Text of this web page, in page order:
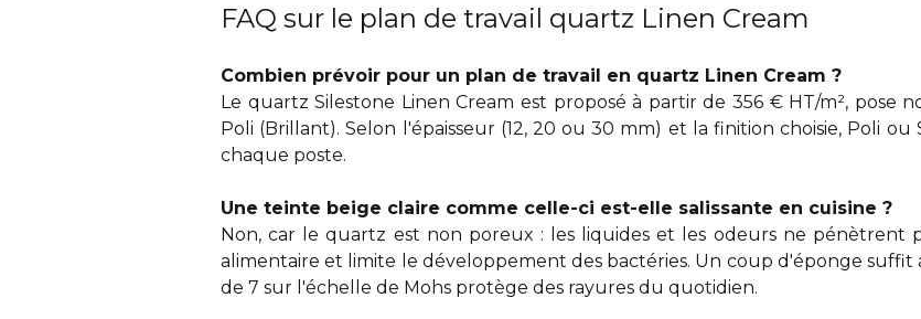
FAQ sur le plan de travail quartz Linen Cream
Combien prévoir pour un plan de travail en quartz Linen Cream ?
Le quartz Silestone Linen Cream est proposé à partir de 356 € HT/m², pose
Poli (Brillant). Selon l'épaisseur (12, 20 ou 30 mm) et la finition choisie, Poli
chaque poste.
Une teinte beige claire comme celle-ci est-elle salissante en cuisine ?
Non, car le quartz est non poreux : les liquides et les odeurs ne pénètrent
alimentaire et limite le développement des bactéries. Un coup d'éponge
de 7 sur l'échelle de Mohs protège des rayures du quotidien.